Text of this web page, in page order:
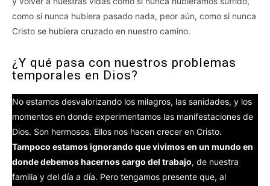
como si nunca hubiera pasado nada, peor aún, como si nunca
Cristo se hubiera cruzado en nuestro camino.
¿Y qué pasa con nuestros problemas
temporales en Dios?
No estamos desvalorizando los milagros, las sanidades, y los
momentos en donde experimentamos las manifestaciones de
Dios. Son hermosos. Ellos nos hacen crecer en Cristo.
Tampoco estamos ignorando que vivimos en un mundo en
donde debemos hacernos cargo del trabajo, de nuestra
familia y del día a día. Pero tengamos presente que, al